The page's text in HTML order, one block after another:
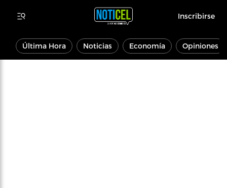
Inscribirse
Última Hora Noticias Economía Opiniones